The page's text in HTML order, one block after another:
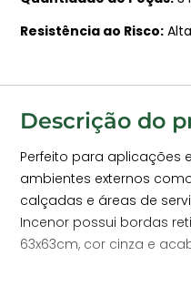
Resistência ao Risco Alta
Descrição do
Perfeito para aplicações
ambientes externos
calçadas e áreas de
Incenor possui bordas
63x63cm, cor cinza e